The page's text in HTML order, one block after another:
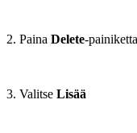
2. Paina Delete-painiketta
3. Valitse Lisää